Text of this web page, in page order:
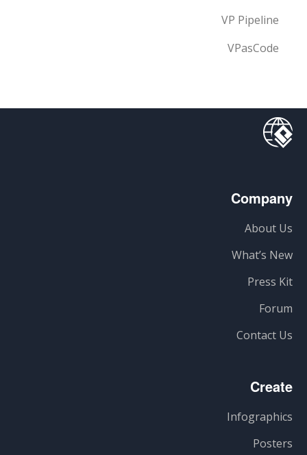
VP Pipeline
VPasCode
Company
About Us
What’s New
Press Kit
Forum
Contact Us
Create
Infographics
Posters